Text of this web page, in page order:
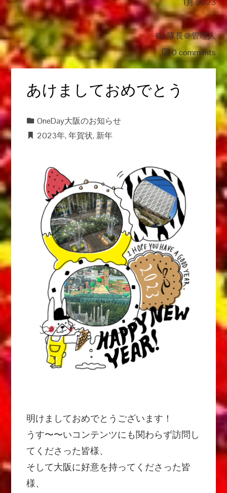
1月 2023
By隊長＠管理人
0 comments
あけましておめでとう
OneDay大阪のお知らせ
2023年,年賀状,新年
明けましておめでとうございます！
うす〜〜いコンテンツにも関わらず訪問し
てくださった皆様、
そして大阪に好意を持ってくださった皆
様、